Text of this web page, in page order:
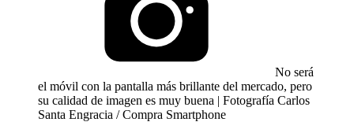
No será
el móvil con la pantalla más brillante del mercado, pero
su calidad de imagen es muy buena | Fotografía Carlos
Santa Engracia / Compra Smartphone